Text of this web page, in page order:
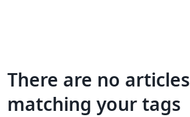
There are no articles
matching your tags